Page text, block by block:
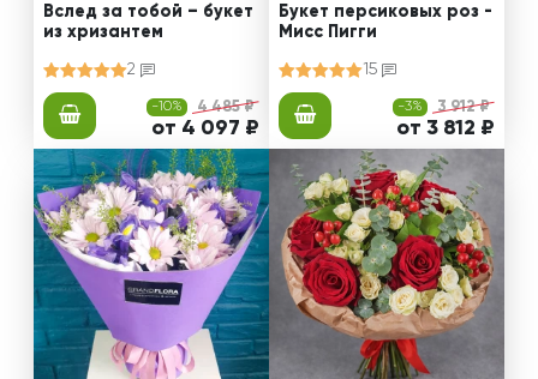
Вслед за тобой – букет
из хризантем
2
-10% 4 485 ₽
от 4 097 ₽
Букет персиковых роз -
Мисс Пигги
15
-3% 3 912 ₽
от 3 812 ₽